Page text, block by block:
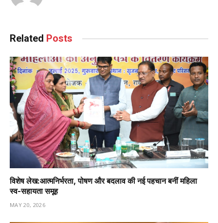
Related Posts
विशेष लेख:आत्मनिर्भरता, पोषण और बदलाव की नई पहचान बनीं महिला
स्व-सहायता समूह
MAY 20, 2026